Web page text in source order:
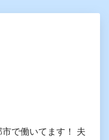
で働いてます！ 夫